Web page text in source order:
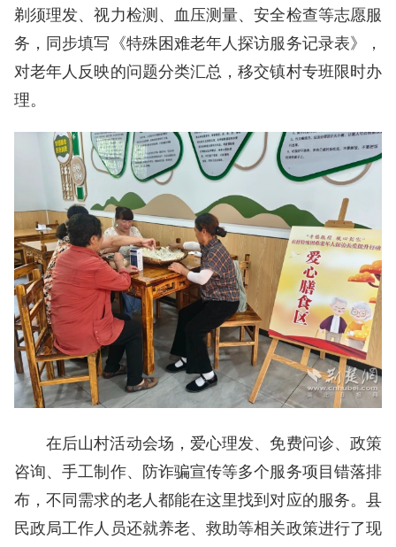
剃须理发、视力检测、血压测量、安全检查等志愿服
务，同步填写《特殊困难老年人探访服务记录表》，
对老年人反映的问题分类汇总，移交镇村专班限时办
理。
在后山村活动会场，爱心理发、免费问诊、政策
咨询、手工制作、防诈骗宣传等多个服务项目错落排
布，不同需求的老人都能在这里找到对应的服务。县
民政局工作人员还就养老、救助等相关政策进行了现